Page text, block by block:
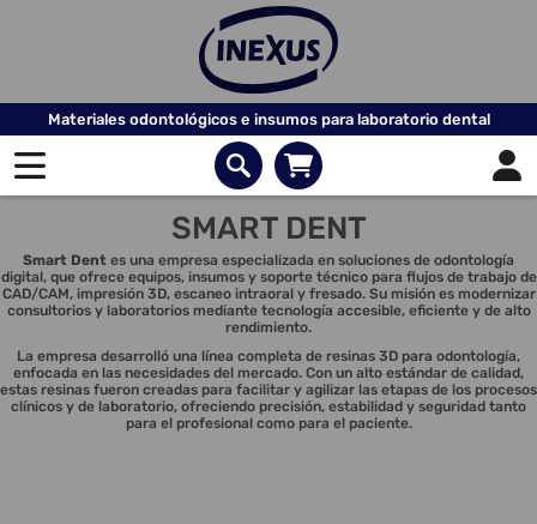
Materiales odontológicos e insumos para laboratorio dental
SMART DENT
Smart Dent es una empresa especializada en soluciones de odontología
digital, que ofrece equipos, insumos y soporte técnico para flujos de trabajo de
CAD/CAM, impresión 3D, escaneo intraoral y fresado. Su misión es modernizar
consultorios y laboratorios mediante tecnología accesible, eficiente y de alto
rendimiento.
La empresa desarrolló una línea completa de resinas 3D para odontología,
enfocada en las necesidades del mercado. Con un alto estándar de calidad,
estas resinas fueron creadas para facilitar y agilizar las etapas de los procesos
clínicos y de laboratorio, ofreciendo precisión, estabilidad y seguridad tanto
para el profesional como para el paciente.